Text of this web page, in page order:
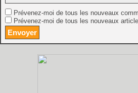
Prévenez-moi de tous les nouveaux
Prévenez-moi de tous les nouveaux